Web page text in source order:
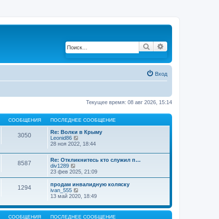
Поиск
Вход
Текущее время: 08 авг 2026, 15:14
СООБЩЕНИЯ ПОСЛЕДНЕЕ СООБЩЕНИЕ
3050
Re: Волки в Крыму
Leonid86
е
е
й
и
к
п
с
е
д
28 ноя 2022, 18:44
8587
Re: Откликнитесь кто служил п…
div1289
е
р
е
й
т
к
п
23 фев 2025, 21:09
1294
продам инвалидную коляску
ivan_555
е
е
13 май 2020, 18:49
СООБЩЕНИЯ ПОСЛЕДНЕЕ СООБЩЕНИЕ